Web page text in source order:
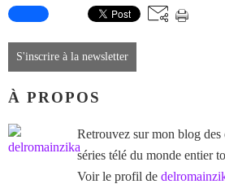
S'inscrire à la newsletter
À PROPOS
Retrouvez sur mon blog
séries télé du monde entier
Voir le profil de